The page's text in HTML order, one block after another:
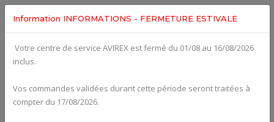
Information INFORMATIONS - FERMETURE ESTIVALE
Votre centre de service AVIREX est fermé du 01/08 au 16/08/2026
inclus.
Vos commandes validées durant cette période seront traitées à
compter du 17/08/2026.